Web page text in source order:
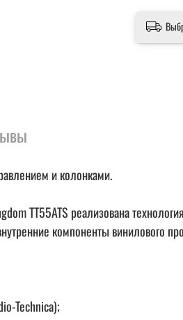
и колонками.
TT55ATS реализована
компоненты винилового
Technica);